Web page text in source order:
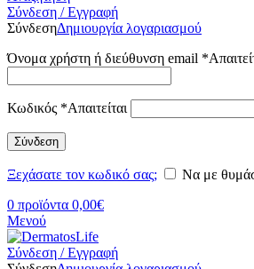
Σύνδεση / Εγγραφή
ΣύνδεσηΔημιουργία λογαριασμού
Όνομα χρήστη ή διεύθυνση email *
Κωδικός *Απαιτείται
Σύνδεση
Ξεχάσατε τον κωδικό σας;
Να με
0 προϊόντα 0,00€
Μενού
Σύνδεση / Εγγραφή